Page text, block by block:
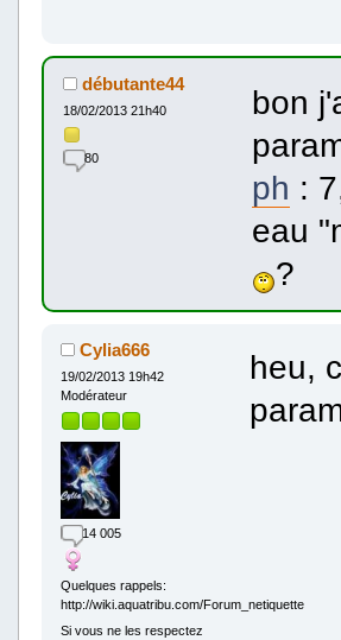
débutante44
18/02/2013 21h40
80
bon
ph :
eau
?
Cylia666
19/02/2013 19h42
Modérateur
14 005
Quelques rappels:
http://wiki.aquatribu.com/Forum_netiquette
Si vous ne les respectez
heu,